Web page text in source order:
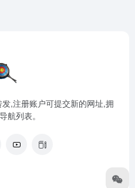
,注册账户可提交新的网址,拥
航列表。